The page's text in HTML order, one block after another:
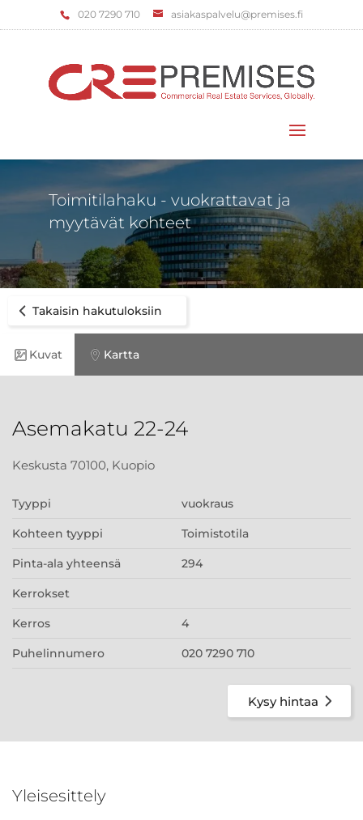
‌020 7290 710 asiakaspalvelu@premises.fi
Toimitilahaku - vuokrattavat ja
myytävät kohteet
Takaisin hakutuloksiin
Kuvat Kartta
Asemakatu 22-24
Keskusta 70100, Kuopio
Tyyppi vuokraus
Kohteen tyyppi Toimistotila
Pinta-ala yhteensä 294
Kerrokset
Kerros 4
Puhelinnumero 020 7290 710
Kysy hintaa
Yleisesittely